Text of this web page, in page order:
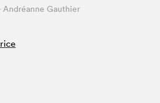
Andréanne Gauthier